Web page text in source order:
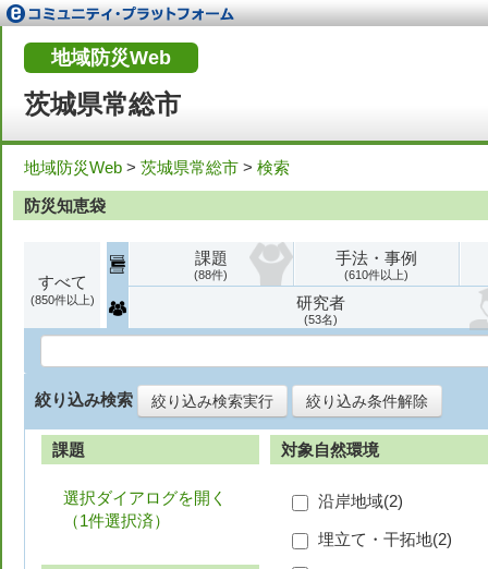
茨城県常総市
地域防災Web
地域防災Web > 茨城県常総市 > 検索
防災知恵袋
すべて
850
課題
88
手法・事例
610
研究者
53
絞り込み検索 絞り込み検索実行 絞り込み条件解除
課題
選択ダイアログを開く
（1件選択済）
対象自然環境
沿岸地域(2)
埋立て・干拓地(2)